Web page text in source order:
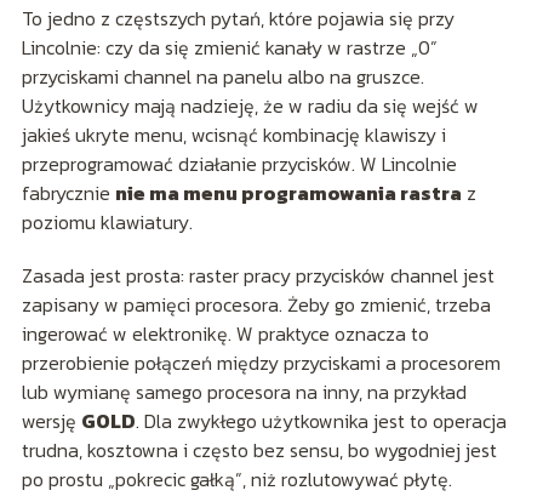
To jedno z częstszych pytań, które pojawia się przy
Lincolnie: czy da się zmienić kanały w rastrze „0”
przyciskami channel na panelu albo na gruszce.
Użytkownicy mają nadzieję, że w radiu da się wejść w
jakieś ukryte menu, wcisnąć kombinację klawiszy i
przeprogramować działanie przycisków. W Lincolnie
fabrycznie nie ma menu programowania rastra z
poziomu klawiatury.
Zasada jest prosta: raster pracy przycisków channel jest
zapisany w pamięci procesora. Żeby go zmienić, trzeba
ingerować w elektronikę. W praktyce oznacza to
przerobienie połączeń między przyciskami a procesorem
lub wymianę samego procesora na inny, na przykład
wersję GOLD. Dla zwykłego użytkownika jest to operacja
trudna, kosztowna i często bez sensu, bo wygodniej jest
po prostu „pokrecic gałką”, niż rozlutowywać płytę.